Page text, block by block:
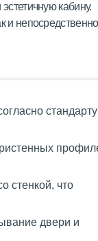
кабину.
и
стандарту
что
двери и